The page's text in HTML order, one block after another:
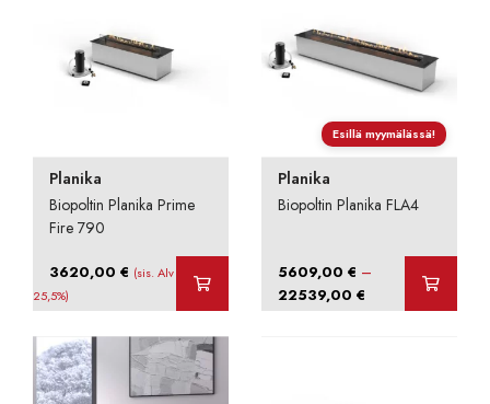
Planika
Biopoltin Planika Prime
Fire 790
3620,00€ (sis. Alv
25,5%)
Esillä myymälässä!
Planika
Biopoltin Planika FLA4
5609,00€ –
22539,00€ Hintaluokka:
5609,00 €